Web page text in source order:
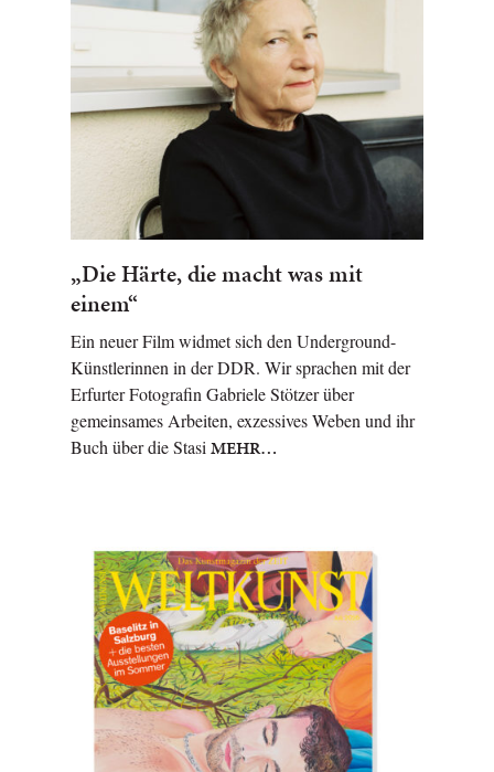
„Die Härte, die macht was mit
einem“
Ein neuer Film widmet sich den Underground-
Künstlerinnen in der DDR. Wir sprachen mit der
Erfurter Fotografin Gabriele Stötzer über
gemeinsames Arbeiten, exzessives Weben und ihr
Buch über die Stasi MEHR…